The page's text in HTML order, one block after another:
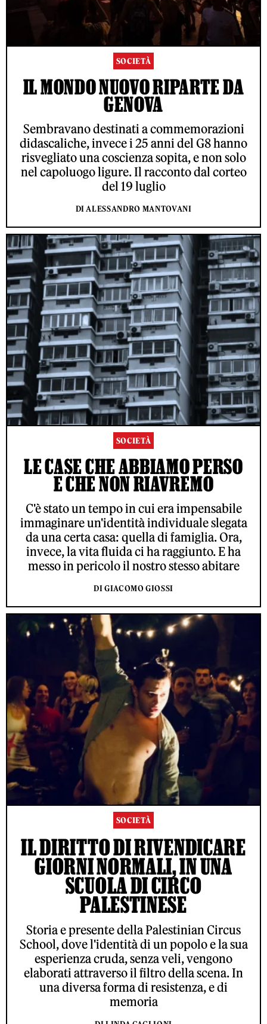
SOCIETÀ
IL MONDO NUOVO RIPARTE DA
GENOVA
Sembravano destinati a commemorazioni
didascaliche, invece i 25 anni del G8 hanno
risvegliato una coscienza sopita, e non solo
nel capoluogo ligure. Il racconto dal corteo
del 19 luglio
DI ALESSANDRO MANTOVANI
SOCIETÀ
LE CASE CHE ABBIAMO PERSO
E CHE NON RIAVREMO
C'è stato un tempo in cui era impensabile
immaginare un'identità individuale slegata
da una certa casa: quella di famiglia. Ora,
invece, la vita fluida ci ha raggiunto. E ha
messo in pericolo il nostro stesso abitare
DI GIACOMO GIOSSI
SOCIETÀ
IL DIRITTO DI RIVENDICARE
GIORNI NORMALI, IN UNA
SCUOLA DI CIRCO
PALESTINESE
Storia e presente della Palestinian Circus
School, dove l'identità di un popolo e la sua
esperienza cruda, senza veli, vengono
elaborati attraverso il filtro della scena. In
una diversa forma di resistenza, e di
memoria